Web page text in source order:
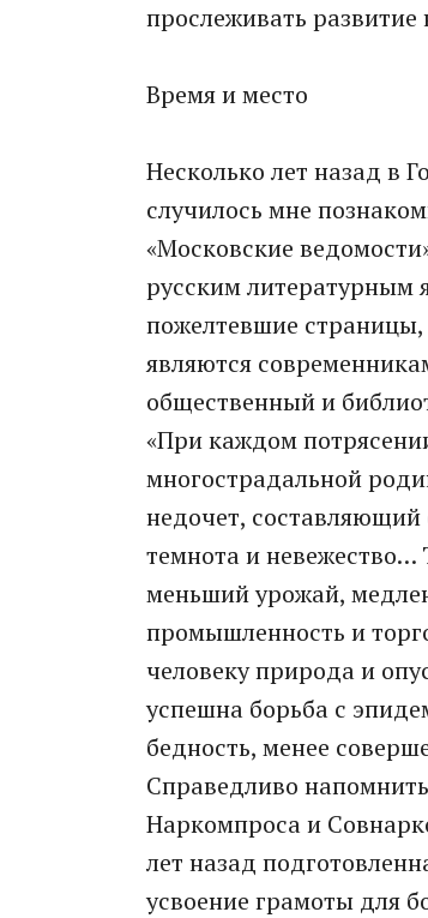
прослеживать
Время и место
Несколько лет назад в
случилось мне
«Московские
русским литературным
пожелтевшие
являются
общественный и
«При каждом
многострадальной
недочет, составляющий
темнота и невежество…
меньший урожай,
промышленность и
человеку природа и
успешна борьба с
бедность, менее
Справедливо
Наркомпроса и
лет назад
усвоение грамоты для